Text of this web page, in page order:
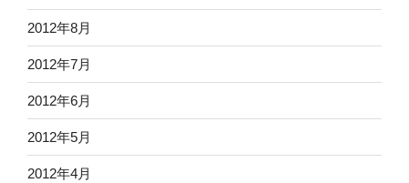
2012年8月
2012年7月
2012年6月
2012年5月
2012年4月